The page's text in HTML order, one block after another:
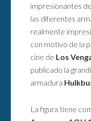
impresionantes
las diferentes
realmente
con motivo de la
cine de Los
publicado la
armadura
La figura tiene